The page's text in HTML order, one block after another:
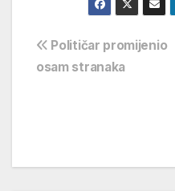
Navigacija
Političar promijenio
osam stranaka